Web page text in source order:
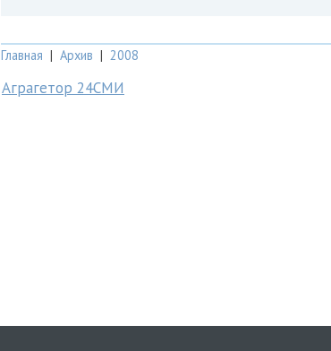
Главная | Архив | 2008
Аграгетор 24СМИ